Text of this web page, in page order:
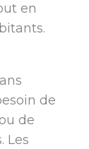
en
de
de
Les